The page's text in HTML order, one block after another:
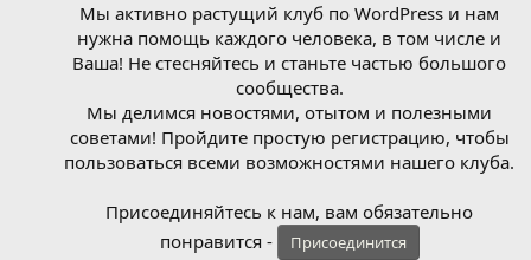
Мы активно растущий клуб по WordPress и нам
нужна помощь каждого человека, в том числе и
Ваша! Не стесняйтесь и станьте частью большого
сообщества.
Мы делимся новостями, отытом и полезными
советами! Пройдите простую регистрацию, чтобы
пользоваться всеми возможностями нашего клуба.
Присоединяйтесь к нам, вам обязательно
понравится -
Присоединится